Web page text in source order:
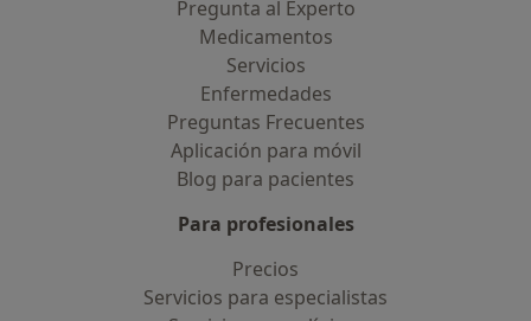
Pregunta al Experto
Medicamentos
Servicios
Enfermedades
Preguntas Frecuentes
Aplicación para móvil
Blog para pacientes
Para profesionales
Precios
Servicios para especialistas